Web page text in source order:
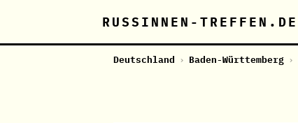
RUSSINNEN-TREFFEN.DE
Deutschland › Baden-Württemberg ›